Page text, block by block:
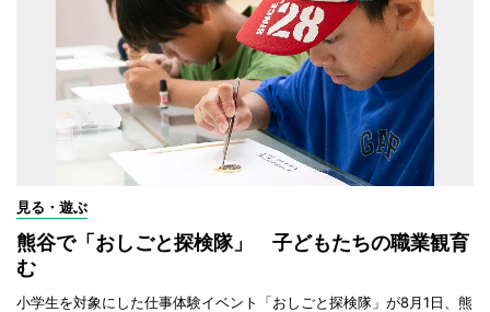
見る・遊ぶ
熊谷で「おしごと探検隊」 子どもたちの職業観育
む
小学生を対象にした仕事体験イベント「おしごと探検隊」が8月1日、熊